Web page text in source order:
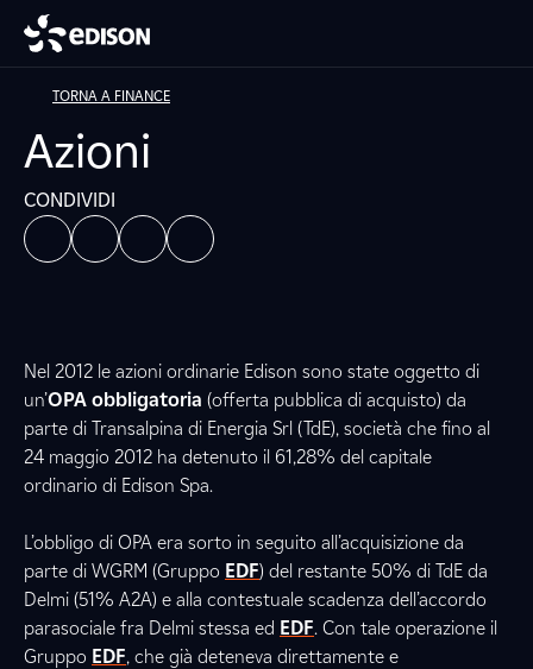
TORNA A FINANCE
Azioni
CONDIVIDI
Nel 2012 le azioni ordinarie Edison sono state oggetto di
un’OPA obbligatoria (offerta pubblica di acquisto) da
parte di Transalpina di Energia Srl (TdE), società che fino al
24 maggio 2012 ha detenuto il 61,28% del capitale
ordinario di Edison Spa.
L’obbligo di OPA era sorto in seguito all’acquisizione da
parte di WGRM (Gruppo EDF) del restante 50% di TdE da
Delmi (51% A2A) e alla contestuale scadenza dell’accordo
parasociale fra Delmi stessa ed EDF. Con tale operazione il
Gruppo EDF, che già deteneva direttamente e